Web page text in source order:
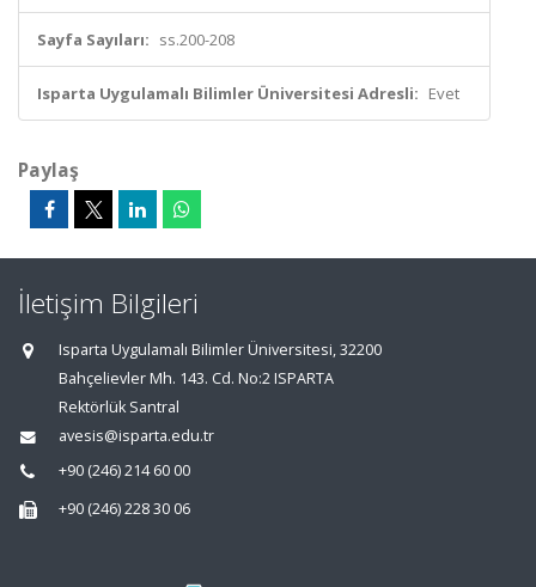
Sayfa Sayıları: ss.200-208
Isparta Uygulamalı Bilimler Üniversitesi Adresli: Evet
Paylaş
İletişim Bilgileri
Isparta Uygulamalı Bilimler Üniversitesi, 32200
Bahçelievler Mh. 143. Cd. No:2 ISPARTA
Rektörlük Santral
avesis@isparta.edu.tr
+90 (246) 214 60 00
+90 (246) 228 30 06